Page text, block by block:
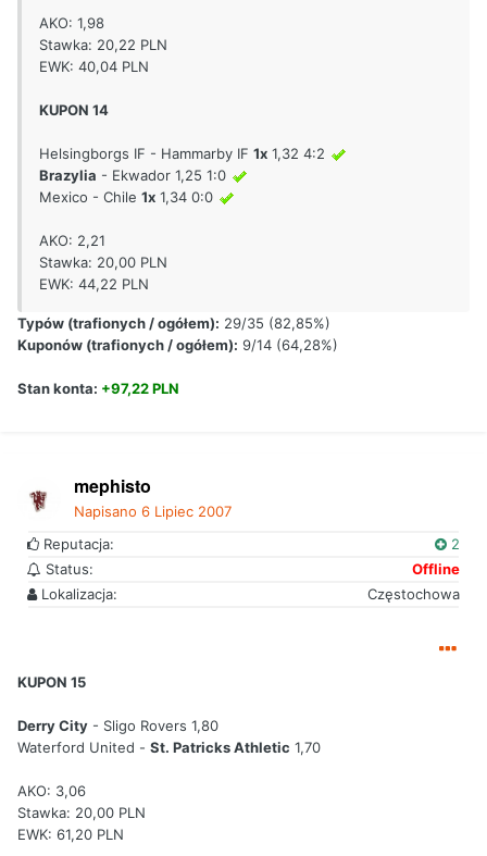
AKO: 1,98
Stawka: 20,22 PLN
EWK: 40,04 PLN
KUPON 14
Helsingborgs IF - Hammarby IF 1x 1,32 4:2
Brazylia - Ekwador 1,25 1:0
Mexico - Chile 1x 1,34 0:0
AKO: 2,21
Stawka: 20,00 PLN
EWK: 44,22 PLN
Typów (trafionych / ogółem): 29/35 (82,85%)
Kuponów (trafionych / ogółem): 9/14 (64,28%)
Stan konta: +97,22 PLN
mephisto
Napisano 6 Lipiec 2007
Reputacja:
2
Status:
Offline
Lokalizacja:
Częstochowa
KUPON 15
Derry City - Sligo Rovers 1,80
Waterford United - St. Patricks Athletic 1,70
AKO: 3,06
Stawka: 20,00 PLN
EWK: 61,20 PLN